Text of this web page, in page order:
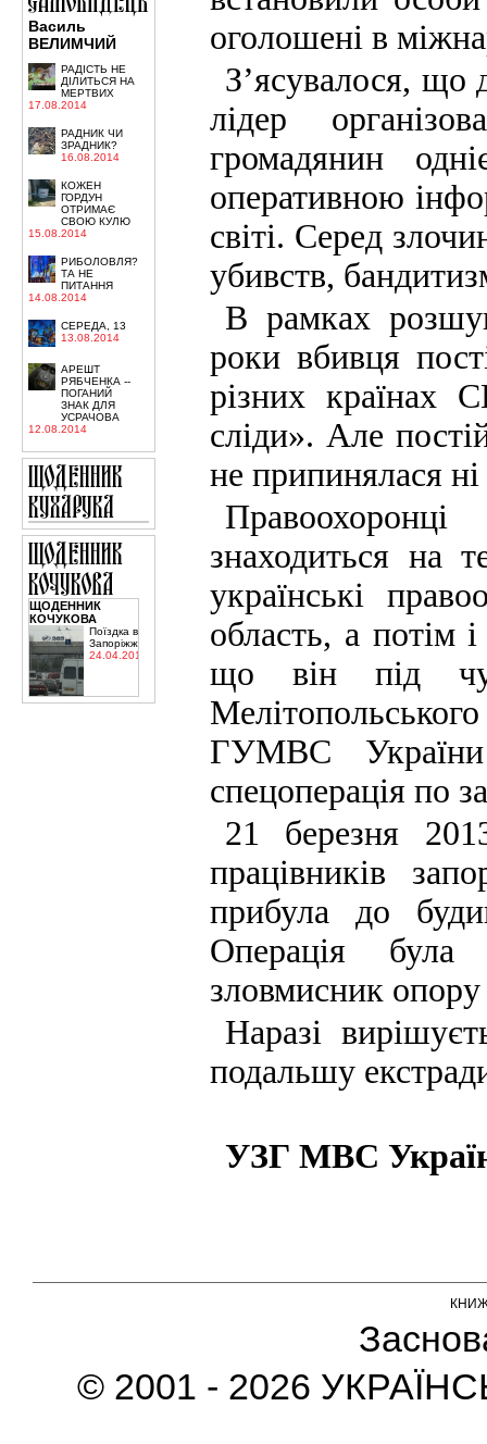
Василь
ВЕЛИМЧИЙ
РАДІСТЬ НЕ
ДІЛИТЬСЯ НА
МЕРТВИХ
17.08.2014
РАДНИК ЧИ
ЗРАДНИК?
16.08.2014
КОЖЕН
ГОРДУН
ОТРИМАЄ
СВОЮ КУЛЮ
15.08.2014
РИБОЛОВЛЯ?
ТА НЕ
ПИТАННЯ
14.08.2014
СЕРЕДА, 13
13.08.2014
АРЕШТ
РЯБЧЕНКА --
ПОГАНИЙ
ЗНАК ДЛЯ
УСРАЧОВА
12.08.2014
ЩОДЕННИК
КОЧУКОВА
Поїздка в
Запоріжжя
24.04.2015
оголошені в
З’ясувалося, що
лідер
громадянин
оперативною
світі. Серед
убивств,
В рамках
роки вбивця
різних країнах
сліди». Але
не припинялася
знаходиться на
українські
область, а потім
що він під
ГУМВС України
спецоперація по
21 березня
працівників
прибула до
Операція була
зловмисник
Наразі
подальшу
УЗГ МВС
© 2001 - 2026